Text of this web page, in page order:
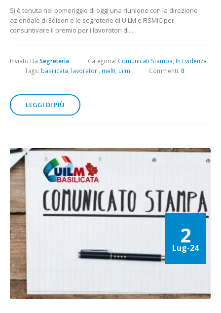
Si è tenuta nel pomeriggio di oggi una riunione con la direzione
aziendale di Edison e le segreterie di UILM e FISMIC per
consuntivare il premio per i lavoratori di...
Inviato Da Segreteria Categoria: Comunicati Stampa In Evidenza
Tags: basilicata lavoratori melfi uilm Commenti: 0
LEGGI DI PIÙ
2
Lug-24